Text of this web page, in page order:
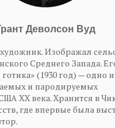
Деволсон Вуд
Изображал
Среднего Запада.
(1930 год) — одно
и пародируемых
ХХ века. Хранится в
где впервые была